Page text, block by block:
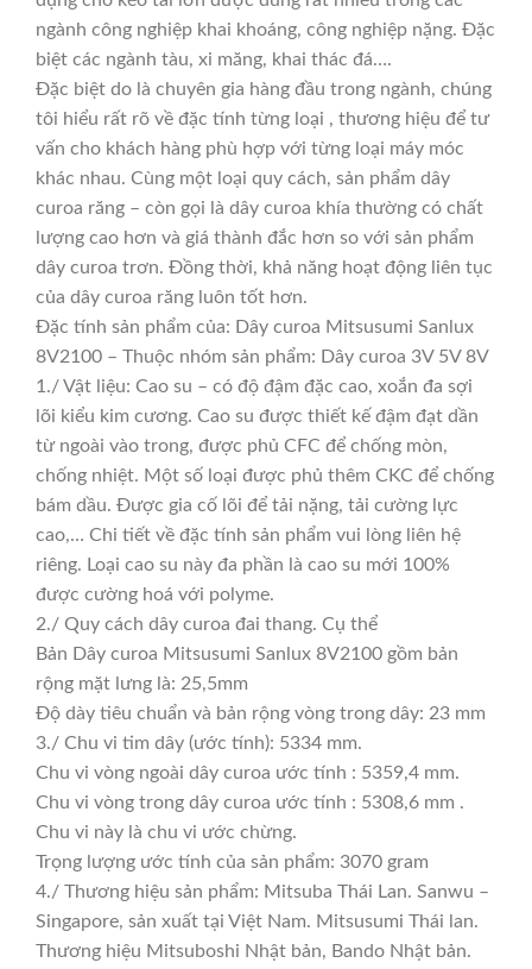
ngành công nghiệp khai khoáng, công nghiệp nặng. Đặc
biệt các ngành tàu, xi măng, khai thác đá….
Đặc biệt do là chuyên gia hàng đầu trong ngành, chúng
tôi hiểu rất rõ về đặc tính từng loại , thương hiệu để tư
vấn cho khách hàng phù hợp với từng loại máy móc
khác nhau. Cùng một loại quy cách, sản phẩm dây
curoa răng – còn gọi là dây curoa khía thường có chất
lượng cao hơn và giá thành đắc hơn so với sản phẩm
dây curoa trơn. Đồng thời, khả năng hoạt động liên tục
của dây curoa răng luôn tốt hơn.
Đặc tính sản phẩm của: Dây curoa Mitsusumi Sanlux
8V2100 – Thuộc nhóm sản phẩm: Dây curoa 3V 5V 8V
1./ Vật liệu: Cao su – có độ đậm đặc cao, xoắn đa sợi
lõi kiểu kim cương. Cao su được thiết kế đậm đạt dần
từ ngoài vào trong, được phủ CFC để chống mòn,
chống nhiệt. Một số loại được phủ thêm CKC để chống
bám dầu. Được gia cố lõi để tải nặng, tải cường lực
cao,… Chi tiết về đặc tính sản phẩm vui lòng liên hệ
riêng. Loại cao su này đa phần là cao su mới 100%
được cường hoá với polyme.
2./ Quy cách dây curoa đai thang. Cụ thể
Bản Dây curoa Mitsusumi Sanlux 8V2100 gồm bản
rộng mặt lưng là: 25,5mm
Độ dày tiêu chuẩn và bản rộng vòng trong dây: 23 mm
3./ Chu vi tim dây (ước tính): 5334 mm.
Chu vi vòng ngoài dây curoa ước tính : 5359,4 mm.
Chu vi vòng trong dây curoa ước tính : 5308,6 mm .
Chu vi này là chu vi ước chừng.
Trọng lượng ước tính của sản phẩm: 3070 gram
4./ Thương hiệu sản phẩm: Mitsuba Thái Lan. Sanwu –
Singapore, sản xuất tại Việt Nam. Mitsusumi Thái lan.
Thương hiệu Mitsuboshi Nhật bản, Bando Nhật bản.